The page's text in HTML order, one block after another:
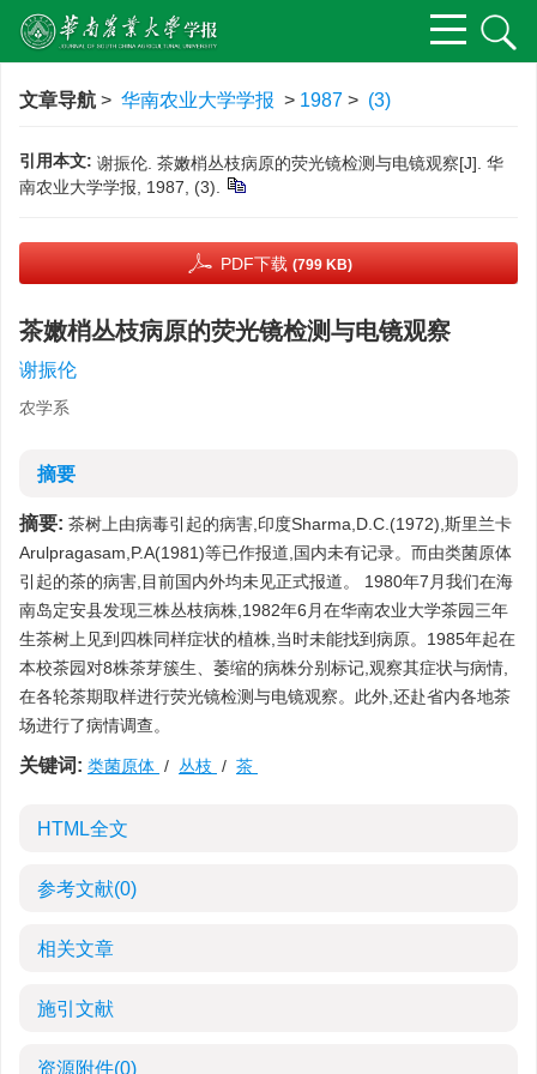
文章导航 > 华南农业大学学报 > 1987 > (3)
引用本文: 谢振伦. 茶嫩梢丛枝病原的荧光镜检测与电镜观察[J]. 华
南农业大学学报, 1987, (3).
PDF下载 (799 KB)
茶嫩梢丛枝病原的荧光镜检测与电镜观察
谢振伦
农学系
摘要
摘要: 茶树上由病毒引起的病害,印度Sharma,D.C.(1972),斯里兰卡
Arulpragasam,P.A(1981)等已作报道,国内未有记录。而由类菌原体
引起的茶的病害,目前国内外均未见正式报道。 1980年7月我们在海
南岛定安县发现三株丛枝病株,1982年6月在华南农业大学茶园三年
生茶树上见到四株同样症状的植株,当时未能找到病原。1985年起在
本校茶园对8株茶芽簇生、萎缩的病株分别标记,观察其症状与病情,
在各轮茶期取样进行荧光镜检测与电镜观察。此外,还赴省内各地茶
场进行了病情调查。
关键词: 类菌原体 / 丛枝 / 茶
HTML全文
参考文献(0)
相关文章
施引文献
资源附件(0)